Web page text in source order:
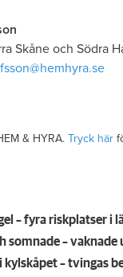
Skåne och Södra
& HYRA. Tryck här